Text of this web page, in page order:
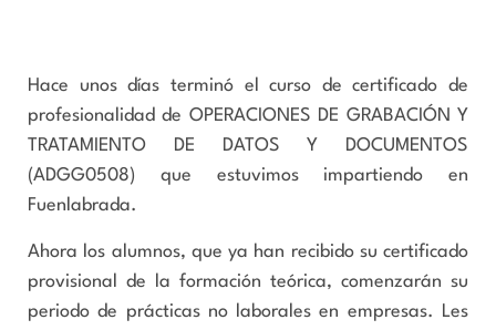
Hace unos días terminó el curso de certificado de
profesionalidad de OPERACIONES DE GRABACIÓN Y
TRATAMIENTO DE DATOS Y DOCUMENTOS
(ADGG0508) que estuvimos impartiendo en
Fuenlabrada.
Ahora los alumnos, que ya han recibido su certificado
provisional de la formación teórica, comenzarán su
periodo de prácticas no laborales en empresas. Les